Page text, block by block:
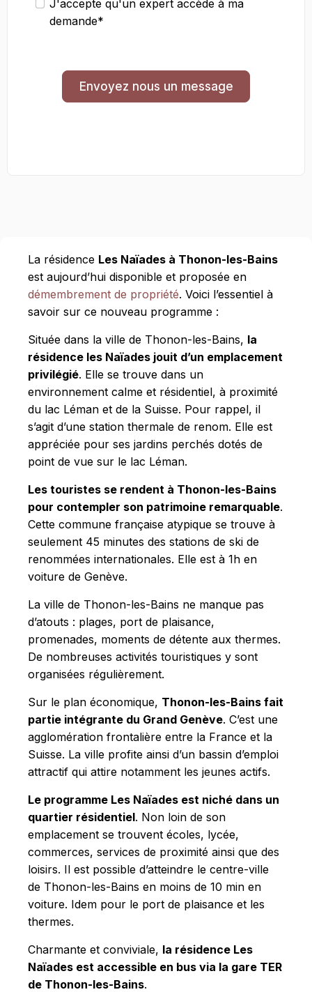
J'accepte qu'un expert accède à ma
demande*
Envoyez nous un message
La résidence Les Naïades à Thonon-les-Bains
est aujourd’hui disponible et proposée en
démembrement de propriété. Voici l’essentiel à
savoir sur ce nouveau programme :
Située dans la ville de Thonon-les-Bains, la
résidence les Naïades jouit d’un emplacement
privilégié. Elle se trouve dans un
environnement calme et résidentiel, à proximité
du lac Léman et de la Suisse. Pour rappel, il
s’agit d’une station thermale de renom. Elle est
appréciée pour ses jardins perchés dotés de
point de vue sur le lac Léman.
Les touristes se rendent à Thonon-les-Bains
pour contempler son patrimoine remarquable.
Cette commune française atypique se trouve à
seulement 45 minutes des stations de ski de
renommées internationales. Elle est à 1h en
voiture de Genève.
La ville de Thonon-les-Bains ne manque pas
d’atouts : plages, port de plaisance,
promenades, moments de détente aux thermes.
De nombreuses activités touristiques y sont
organisées régulièrement.
Sur le plan économique, Thonon-les-Bains fait
partie intégrante du Grand Genève. C’est une
agglomération frontalière entre la France et la
Suisse. La ville profite ainsi d’un bassin d’emploi
attractif qui attire notamment les jeunes actifs.
Le programme Les Naïades est niché dans un
quartier résidentiel. Non loin de son
emplacement se trouvent écoles, lycée,
commerces, services de proximité ainsi que des
loisirs. Il est possible d’atteindre le centre-ville
de Thonon-les-Bains en moins de 10 min en
voiture. Idem pour le port de plaisance et les
thermes.
Charmante et conviviale, la résidence Les
Naïades est accessible en bus via la gare TER
de Thonon-les-Bains.